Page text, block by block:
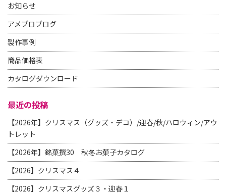
お知らせ
アメブロブログ
製作事例
商品価格表
カタログダウンロード
最近の投稿
【2026年】クリスマス（グッズ・デコ）/迎春/秋/ハロウィン/アウ
トレット
【2026年】銘菓撰30 秋冬お菓子カタログ
【2026】クリスマス４
【2026】クリスマスグッズ３・迎春１